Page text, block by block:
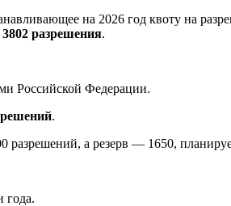
на 2026 год квоту на
3802 разрешения.
Российской Федерации.
.
разрешений, а резерв — 1650,
года.